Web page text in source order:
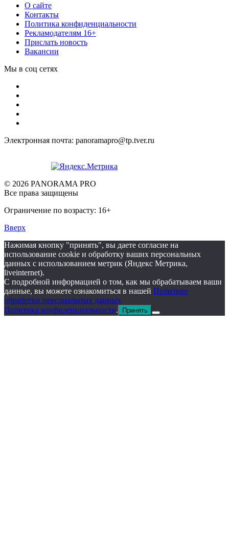
О сайте
Контакты
Политика конфиденциальности
Рекламодателям 16+
Прислать новость
Вакансии
Мы в соц сетях
Электронная почта: panoramapro@tp.tver.ru
© 2026 PANORAMA PRO
Все права защищены
Ограничение по возрасту: 16+
Вверх
Нажимая кнопку "принять", вы даете согласие на
использование cookie и обработку ваших персональных
данных с использованием метрик (Яндекс Метрика,
liveinternet).
С подробной информацией о том, как мы обрабатываем ваши
данные, вы можете ознакомиться в нашей Политике
обработки персональных данных
Политика конфиденциальности. Принять